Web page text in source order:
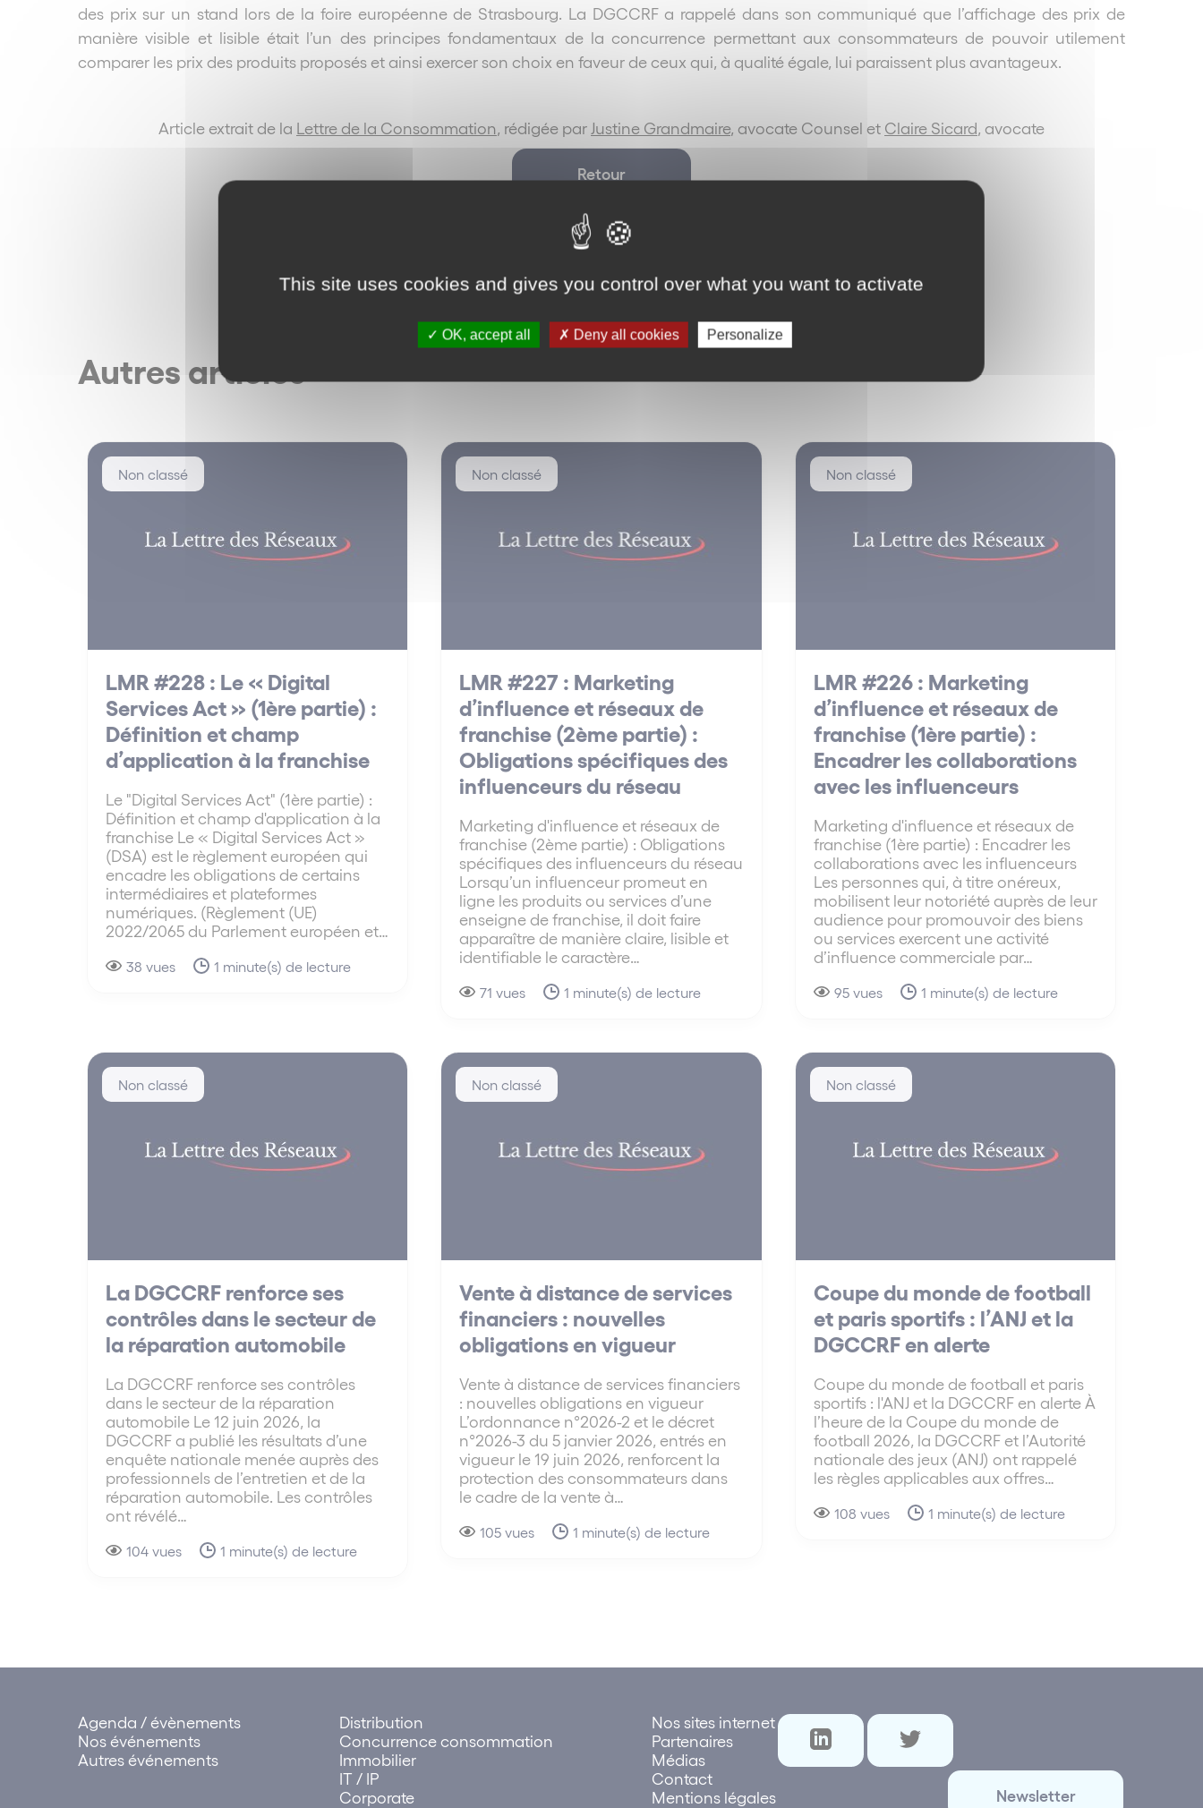
des prix sur un stand lors de la foire européenne de Strasbourg. La DGCCRF a rappelé dans son communiqué que l’affichage des prix de
manière visible et lisible était l’un des principes fondamentaux de la concurrence permettant aux consommateurs de pouvoir utilement
comparer les prix des produits proposés et ainsi exercer son choix en faveur de ceux qui, à qualité égale, lui paraissent plus avantageux.
Article extrait de la Lettre de la Consommation, rédigée par Justine Grandmaire, avocate Counsel et Claire Sicard, avocate
Retour
Autres articles
Non classé
LMR #228 : Le « Digital
Services Act » (1ère partie) :
Définition et champ
d’application à la franchise
Le "Digital Services Act" (1ère partie) :
Définition et champ d'application à la
franchise Le « Digital Services Act »
(DSA) est le règlement européen qui
encadre les obligations de certains
intermédiaires et plateformes
numériques. (Règlement (UE)
2022/2065 du Parlement européen et…
38 vues 1 minute(s) de lecture
Non classé
LMR #227 : Marketing
d’influence et réseaux de
franchise (2ème partie) :
Obligations spécifiques des
influenceurs du réseau
Marketing d'influence et réseaux de
franchise (2ème partie) : Obligations
spécifiques des influenceurs du réseau
Lorsqu’un influenceur promeut en
ligne les produits ou services d’une
enseigne de franchise, il doit faire
apparaître de manière claire, lisible et
identifiable le caractère…
71 vues 1 minute(s) de lecture
Non classé
LMR #226 : Marketing
d’influence et réseaux de
franchise (1ère partie) :
Encadrer les collaborations
avec les influenceurs
Marketing d'influence et réseaux de
franchise (1ère partie) : Encadrer les
collaborations avec les influenceurs
Les personnes qui, à titre onéreux,
mobilisent leur notoriété auprès de leur
audience pour promouvoir des biens
ou services exercent une activité
d’influence commerciale par…
95 vues 1 minute(s) de lecture
Non classé
La DGCCRF renforce ses
contrôles dans le secteur de
la réparation automobile
La DGCCRF renforce ses contrôles
dans le secteur de la réparation
automobile Le 12 juin 2026, la
DGCCRF a publié les résultats d’une
enquête nationale menée auprès des
professionnels de l’entretien et de la
réparation automobile. Les contrôles
ont révélé…
104 vues 1 minute(s) de lecture
Non classé
Vente à distance de services
financiers : nouvelles
obligations en vigueur
Vente à distance de services financiers
: nouvelles obligations en vigueur
L’ordonnance n°2026-2 et le décret
n°2026-3 du 5 janvier 2026, entrés en
vigueur le 19 juin 2026, renforcent la
protection des consommateurs dans
le cadre de la vente à…
105 vues 1 minute(s) de lecture
Non classé
Coupe du monde de football
et paris sportifs : l’ANJ et la
DGCCRF en alerte
Coupe du monde de football et paris
sportifs : l'ANJ et la DGCCRF en alerte À
l’heure de la Coupe du monde de
football 2026, la DGCCRF et l’Autorité
nationale des jeux (ANJ) ont rappelé
les règles applicables aux offres…
108 vues 1 minute(s) de lecture
Agenda / évènements
Nos événements
Autres événements
Distribution
Concurrence consommation
Immobilier
IT / IP
Corporate
Nos sites internet
Partenaires
Médias
Contact
Mentions légales
Newsletter
This site uses cookies and gives you control over what you want to activate
OK, accept all Deny all cookies Personalize